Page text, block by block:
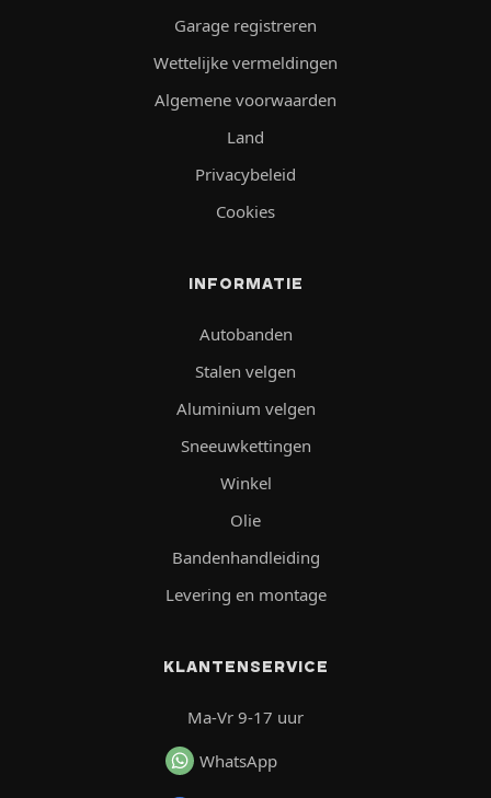
Garage registreren
Wettelijke vermeldingen
Algemene voorwaarden
Land
Privacybeleid
Cookies
INFORMATIE
Autobanden
Stalen velgen
Aluminium velgen
Sneeuwkettingen
Winkel
Olie
Bandenhandleiding
Levering en montage
KLANTENSERVICE
Ma-Vr 9-17 uur
WhatsApp